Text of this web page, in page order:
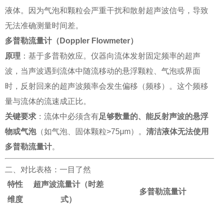
液体。因为气泡和颗粒会严重干扰和散射超声波信号，导致
无法准确测量时间差。
多普勒流量计（Doppler Flowmeter）
原理 ：基于多普勒效应。仪器向流体发射固定频率的超声
波，当声波遇到流体中随流移动的悬浮颗粒、气泡或界面
时，反射回来的超声波频率会发生偏移（频移）。这个频移
量与流体的流速成正比。
关键要求 ：流体中必须含有足够数量的、能反射声波的悬浮
物或气泡（如气泡、固体颗粒>75μm）。 清洁液体无法使用
多普勒流量计。
二、对比表格：一目了然
特性
维度
超声波流量计（时差
式）
多普勒流量计